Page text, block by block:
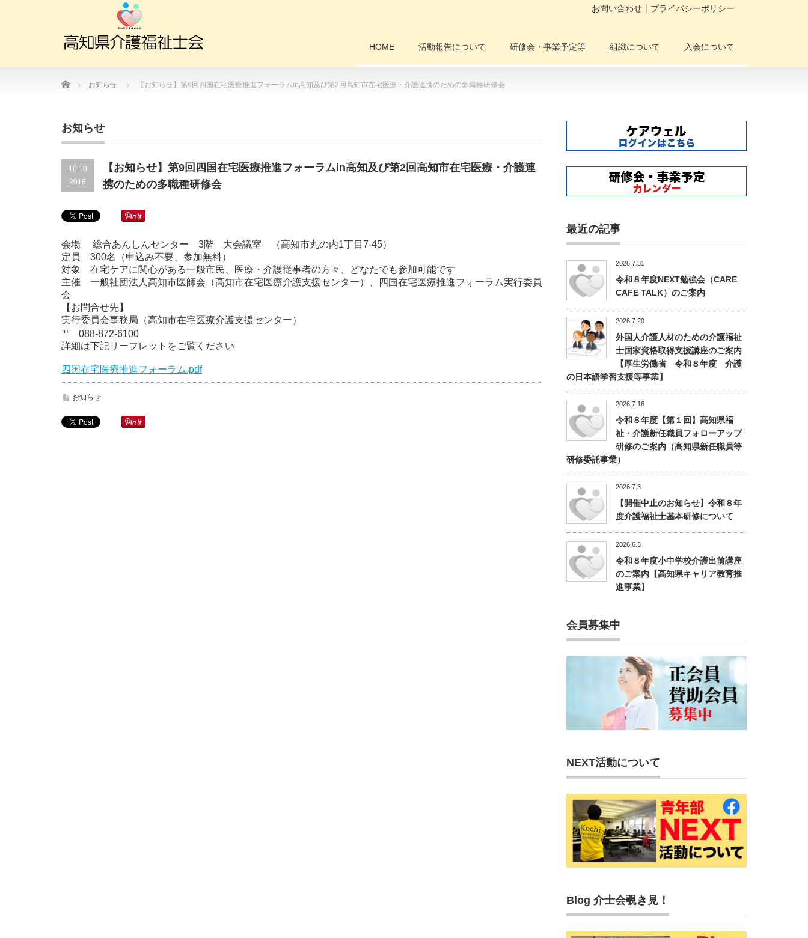
お問い合わせ プライバシーポリシー
HOME 活動報告について 研修会・事業予定等 組織について 入会について
Home お知らせ 【お知らせ】第9回四国在宅医療推進フォーラムin高知及び第2回高知市在宅医療・介護連携のための多職種研修会
お知らせ
10.10
2018
【お知らせ】第9回四国在宅医療推進フォーラムin高知及び第2回高知市在宅医療・介護連
携のための多職種研修会
会場 総合あんしんセンター 3階 大会議室 （高知市丸の内1丁目7-45）
定員 300名（申込み不要、参加無料）
対象 在宅ケアに関心がある一般市民、医療・介護従事者の方々、どなたでも参加可能です
主催 一般社団法人高知市医師会（高知市在宅医療介護支援センター）、四国在宅医療推進フォーラム実行委員
会
【お問合せ先】
実行委員会事務局（高知市在宅医療介護支援センター）
℡ 088-872-6100
詳細は下記リーフレットをご覧ください
四国在宅医療推進フォーラム.pdf
お知らせ
最近の記事
2026.7.31
令和８年度NEXT勉強会（CARE
CAFE TALK）のご案内
2026.7.20
外国人介護人材のための介護福祉
士国家資格取得支援講座のご案内
【厚生労働省 令和８年度 介護
の日本語学習支援等事業】
2026.7.16
令和８年度【第１回】高知県福
祉・介護新任職員フォローアップ
研修のご案内（高知県新任職員等
研修委託事業）
2026.7.3
【開催中止のお知らせ】令和８年
度介護福祉士基本研修について
2026.6.3
令和８年度小中学校介護出前講座
のご案内【高知県キャリア教育推
進事業】
会員募集中
NEXT活動について
Blog 介士会覗き見！